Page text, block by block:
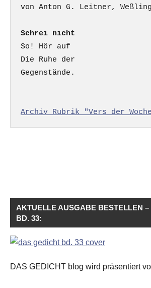
Schrei nicht
So! Hör auf
Die Ruhe der
Gegenstände.
Archiv Rubrik "Vers der
AKTUELLE AUSGABE BESTELLEN –
BD. 33:
DAS GEDICHT blog wird präsentiert